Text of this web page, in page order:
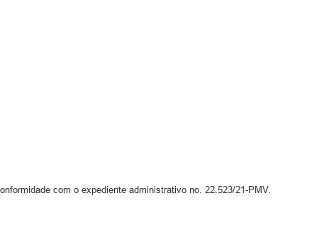
com o expediente administrativo no. 22.523/21-PMV.